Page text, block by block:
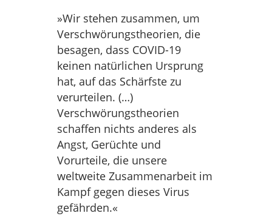
»Wir stehen zusammen, um
Verschwörungstheorien, die
besagen, dass COVID-19
keinen natürlichen Ursprung
hat, auf das Schärfste zu
verurteilen. (…)
Verschwörungstheorien
schaffen nichts anderes als
Angst, Gerüchte und
Vorurteile, die unsere
weltweite Zusammenarbeit im
Kampf gegen dieses Virus
gefährden.«